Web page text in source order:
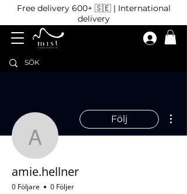
Free delivery 600+ 🇸🇪 | International
delivery
amie.hellner
Följ
amie.hellner
0 Följare 0 Följer